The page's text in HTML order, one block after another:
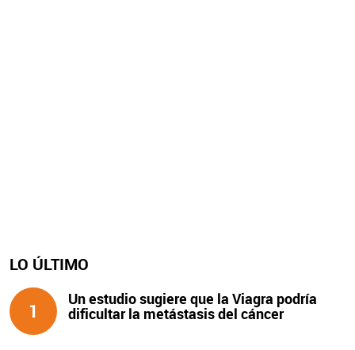
LO ÚLTIMO
1
Un estudio sugiere que la Viagra podría
dificultar la metástasis del cáncer